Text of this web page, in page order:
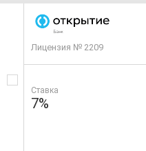
Лицензия № 2209
Ставка
7%